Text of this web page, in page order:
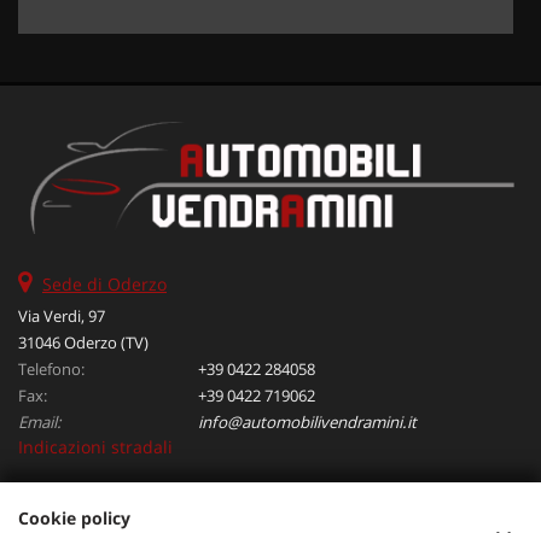
Sede di Oderzo
Via Verdi, 97
31046 Oderzo (TV)
Telefono:
+39 0422 284058
Fax:
+39 0422 719062
Email:
info@automobilivendramini.it
Indicazioni stradali
Cookie policy